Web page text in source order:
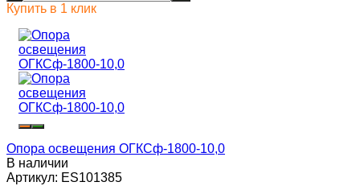
Купить в 1 клик
Опора освещения ОГКСф-1800-10,0
В наличии
Артикул: ES101385